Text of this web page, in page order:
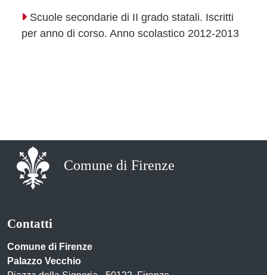
Scuole secondarie di II grado statali. Iscritti
per anno di corso. Anno scolastico 2012-2013
Comune di Firenze
Contatti
Comune di Firenze
Palazzo Vecchio